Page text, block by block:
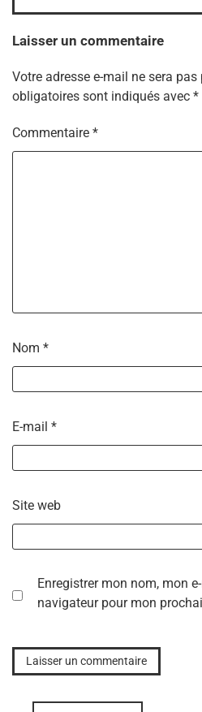
Laisser un commentaire
Votre adresse e-mail ne sera pas
obligatoires sont indiqués avec *
Commentaire *
Nom *
E-mail *
Site web
Enregistrer mon nom, mon
navigateur pour mon